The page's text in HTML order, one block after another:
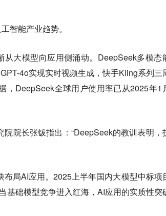
智能产业趋势。
大模型向应用侧涌动。DeepSeek多模态
4o实现实时视频生成，快手Kling系列三
，DeepSeek全球用户使用率已从2025年1
院长张钹指出：“DeepSeek的教训表明，
局AI应用。2025上半年国内大模型中标项
基础模型竞争进入红海，AI应用的实质性突